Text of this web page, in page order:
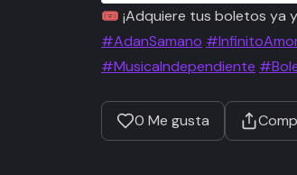
🎟️ ¡Adquiere tus boletos ya y
#AdanSamano
#MusicaIndependiente
0 Me gusta